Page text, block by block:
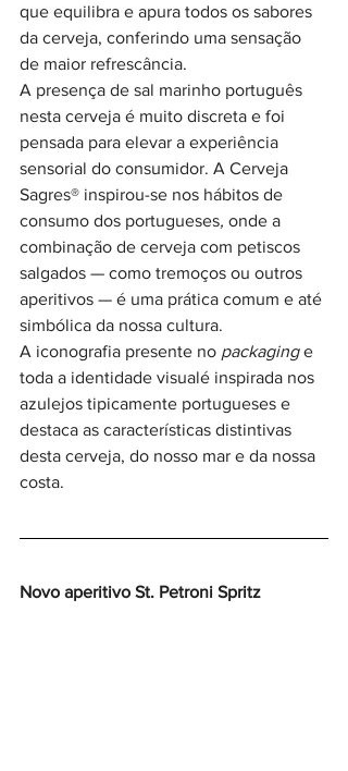
que equilibra e apura todos os sabores
da cerveja, conferindo uma sensação
de maior refrescância.
A presença de sal marinho português
nesta cerveja é muito discreta e foi
pensada para elevar a experiência
sensorial do consumidor. A Cerveja
Sagres® inspirou-se nos hábitos de
consumo dos portugueses, onde a
combinação de cerveja com petiscos
salgados — como tremoços ou outros
aperitivos — é uma prática comum e até
simbólica da nossa cultura.
A iconografia presente no packaging e
toda a identidade visualé inspirada nos
azulejos tipicamente portugueses e
destaca as características distintivas
desta cerveja, do nosso mar e da nossa
costa.
Novo aperitivo St. Petroni Spritz